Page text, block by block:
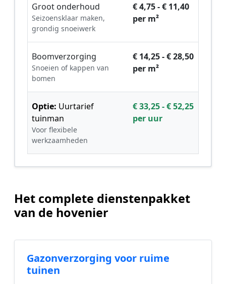
Groot onderhoud
Seizoensklaar maken,
grondig snoeiwerk
€ 4,75 - € 11,40
per m²
Boomverzorging
Snoeien of kappen van
bomen
€ 14,25 - € 28,50
per m²
Optie: Uurtarief
tuinman
Voor flexibele
werkzaamheden
€ 33,25 - € 52,25
per uur
Het complete dienstenpakket
van de hovenier
Gazonverzorging voor ruime
tuinen